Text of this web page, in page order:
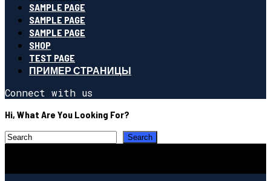
SAMPLE PAGE
SAMPLE PAGE
SAMPLE PAGE
SHOP
TEST PAGE
ПРИМЕР СТРАНИЦЫ
Connect with us
Hi, What Are You Looking For?